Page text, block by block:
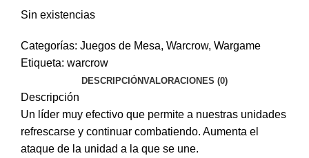
Sin existencias
Categorías: Juegos de Mesa, Warcrow, Wargame
Etiqueta: warcrow
DESCRIPCIÓNVALORACIONES (0)
Descripción
Un líder muy efectivo que permite a nuestras unidades
refrescarse y continuar combatiendo. Aumenta el
ataque de la unidad a la que se une.